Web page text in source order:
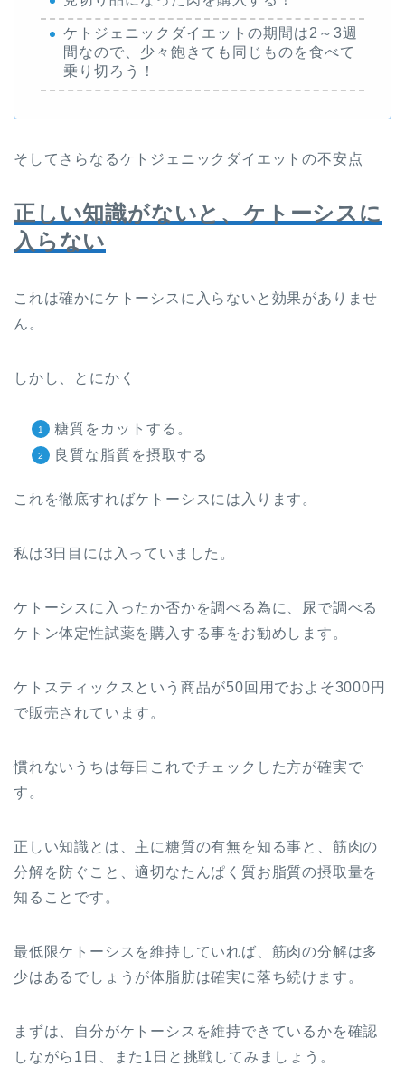
ケトジェニックダイエットの期間は2～3週
間なので、少々飽きても同じものを食べて
乗り切ろう！
そしてさらなるケトジェニックダイエットの不安点
正しい知識がないと、ケトーシスに
入らない
これは確かにケトーシスに入らないと効果がありませ
ん。
しかし、とにかく
糖質をカットする。
良質な脂質を摂取する
これを徹底すればケトーシスには入ります。
私は3日目には入っていました。
ケトーシスに入ったか否かを調べる為に、尿で調べる
ケトン体定性試薬を購入する事をお勧めします。
ケトスティックスという商品が50回用でおよそ3000円
で販売されています。
慣れないうちは毎日これでチェックした方が確実で
す。
正しい知識とは、主に糖質の有無を知る事と、筋肉の
分解を防ぐこと、適切なたんぱく質お脂質の摂取量を
知ることです。
最低限ケトーシスを維持していれば、筋肉の分解は多
少はあるでしょうが体脂肪は確実に落ち続けます。
まずは、自分がケトーシスを維持できているかを確認
しながら1日、また1日と挑戦してみましょう。